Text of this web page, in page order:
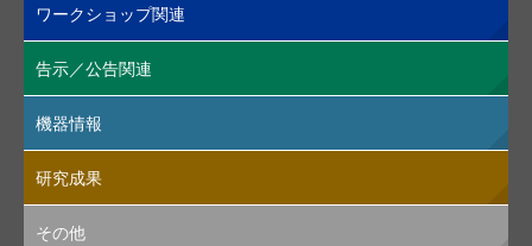
ワークショップ関連
告示／公告関連
機器情報
研究成果
その他